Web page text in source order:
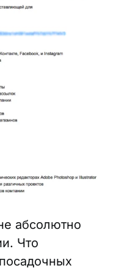
абсолютно
Что